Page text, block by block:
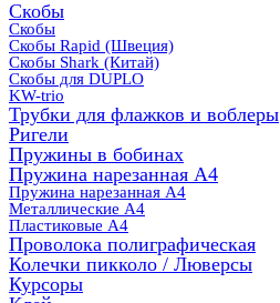
Скобы
Скобы
Скобы Rapid (Швеция)
Скобы Shark (Китай)
Скобы для DUPLO
KW-trio
Трубки для флажков и воблеры
Ригели
Пружины в бобинах
Пружина нарезанная А4
Пружина нарезанная А4
Металлические А4
Пластиковые А4
Проволока полиграфическая
Колечки пикколо / Люверсы
Курсоры